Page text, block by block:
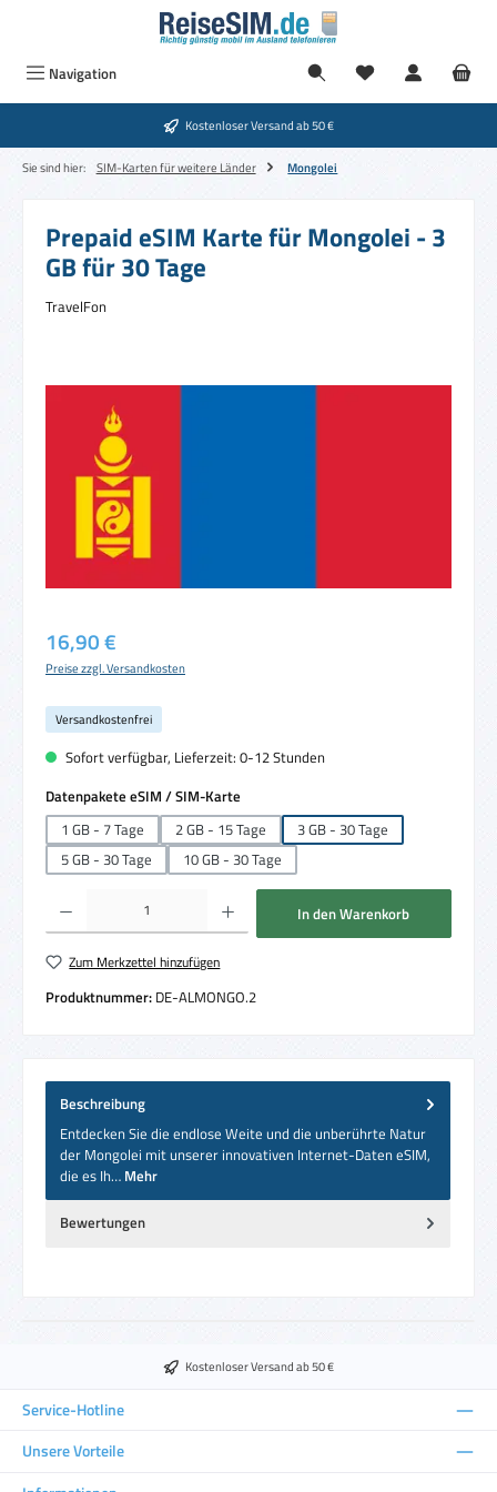
Zum Hauptinhalt springen
Navigation
Kostenloser Versand ab 50 €
Sie sind hier: SIM-Karten für weitere Länder Mongolei
Prepaid eSIM Karte für Mongolei - 3
GB für 30 Tage
TravelFon
Regulärer Preis:
16,90 €
Preise zzgl. Versandkosten
Versandkostenfrei
Sofort verfügbar, Lieferzeit: 0-12 Stunden
Datenpakete eSIM / SIM-Karte
1 GB - 7 Tage
2 GB - 15 Tage
3 GB - 30 Tage
5 GB - 30 Tage
10 GB - 30 Tage
Produkt Anzahl: Gib den gewünschten Wert ein oder benutze die Schaltflächen um
In den Warenkorb
Zum Merkzettel hinzufügen
Produktnummer: DE-ALMONGO.2
Beschreibung
Entdecken Sie die endlose Weite und die unberührte Natur
der Mongolei mit unserer innovativen Internet-Daten eSIM,
die es Ih… Mehr
Bewertungen
Kostenloser Versand ab 50 €
Service-Hotline
Unsere Vorteile